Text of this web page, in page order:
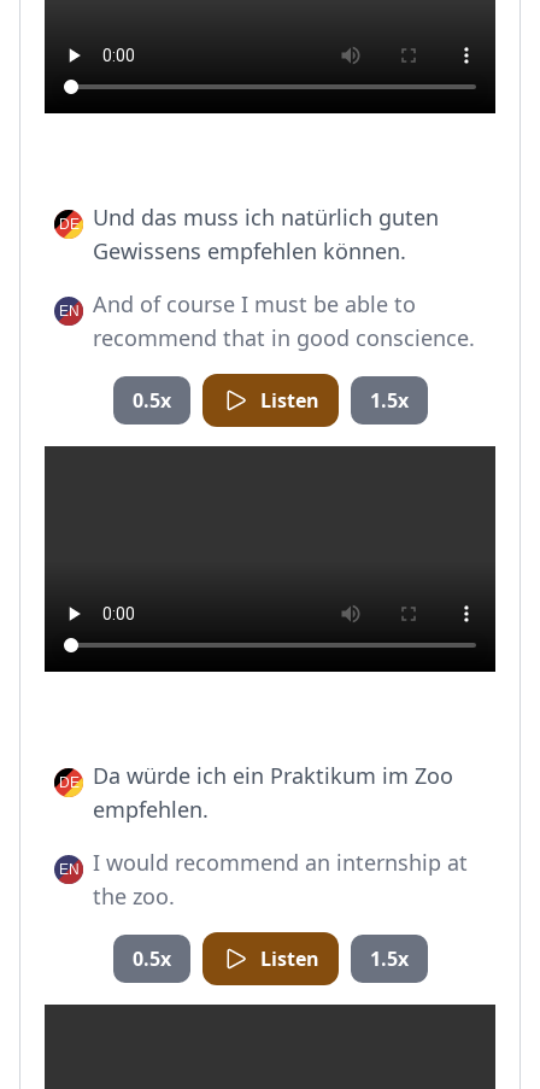
Und das muss ich natürlich guten
Gewissens empfehlen können.
And of course I must be able to
recommend that in good conscience.
0.5x Listen 1.5x
Da würde ich ein Praktikum im Zoo
empfehlen.
I would recommend an internship at
the zoo.
0.5x Listen 1.5x